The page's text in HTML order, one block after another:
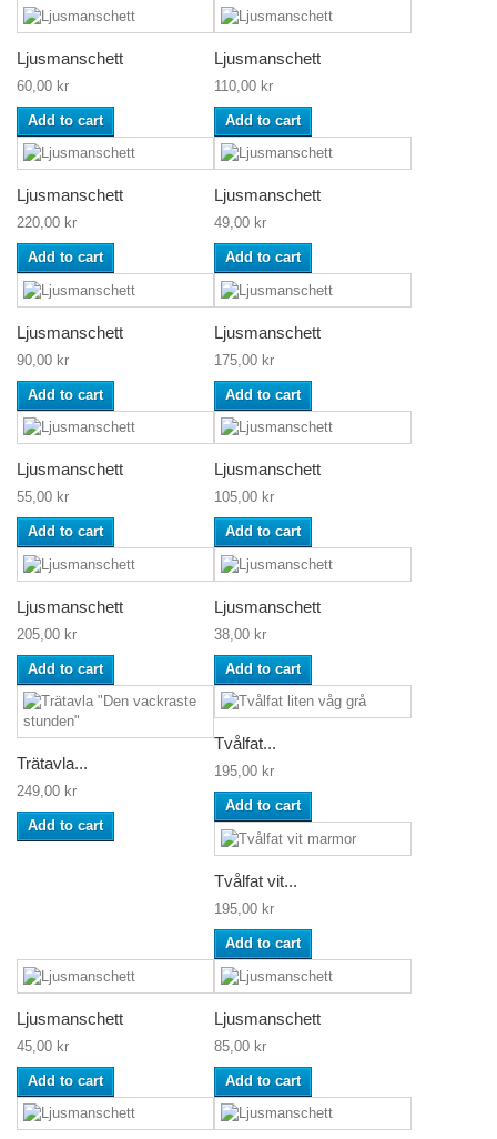
Ljusmanschett
60,00 kr
Add to cart
Ljusmanschett
110,00 kr
Add to cart
Ljusmanschett
220,00 kr
Add to cart
Ljusmanschett
49,00 kr
Add to cart
Ljusmanschett
90,00 kr
Add to cart
Ljusmanschett
175,00 kr
Add to cart
Ljusmanschett
55,00 kr
Add to cart
Ljusmanschett
105,00 kr
Add to cart
Ljusmanschett
205,00 kr
Add to cart
Ljusmanschett
38,00 kr
Add to cart
Trätavla...
249,00 kr
Add to cart
Tvålfat...
195,00 kr
Add to cart
Tvålfat vit...
195,00 kr
Add to cart
Ljusmanschett
45,00 kr
Add to cart
Ljusmanschett
85,00 kr
Add to cart